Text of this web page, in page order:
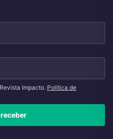
Impacto. Política de